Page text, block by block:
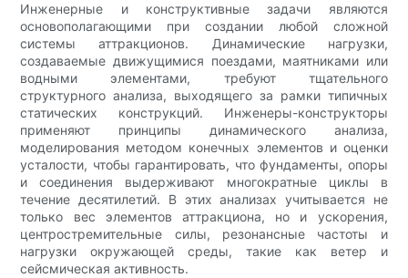
Инженерные и конструктивные задачи являются
основополагающими при создании любой сложной
системы аттракционов. Динамические нагрузки,
создаваемые движущимися поездами, маятниками или
водными элементами, требуют тщательного
структурного анализа, выходящего за рамки типичных
статических конструкций. Инженеры-конструкторы
применяют принципы динамического анализа,
моделирования методом конечных элементов и оценки
усталости, чтобы гарантировать, что фундаменты, опоры
и соединения выдерживают многократные циклы в
течение десятилетий. В этих анализах учитывается не
только вес элементов аттракциона, но и ускорения,
центростремительные силы, резонансные частоты и
нагрузки окружающей среды, такие как ветер и
сейсмическая активность.